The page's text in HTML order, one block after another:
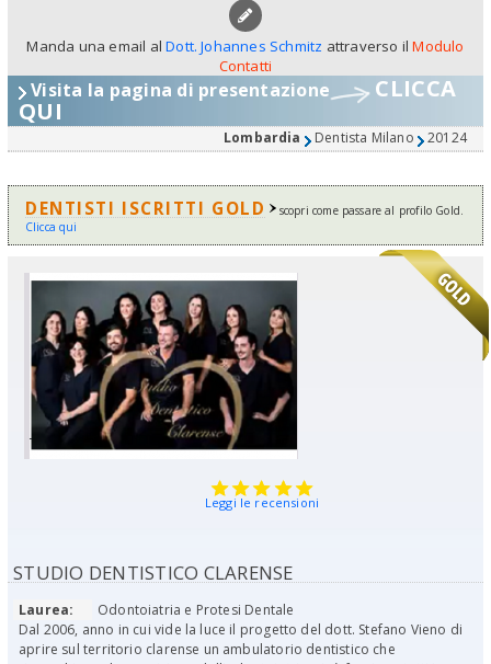
Manda una email alDott. Johannes Schmitz attraverso ilModulo
Contatti
Visita la pagina di presentazione CLICCA
QUI
Lombardia Dentista Milano 20124
DENTISTI ISCRITTI GOLD
scopri come passare al profilo Gold.
Clicca qui
Leggi le recensioni
STUDIO DENTISTICO CLARENSE
Laurea:
Odontoiatria e Protesi Dentale
Dal 2006, anno in cui vide la luce il progetto del dott. Stefano Vieno di
aprire sul territorio clarense un ambulatorio dentistico che